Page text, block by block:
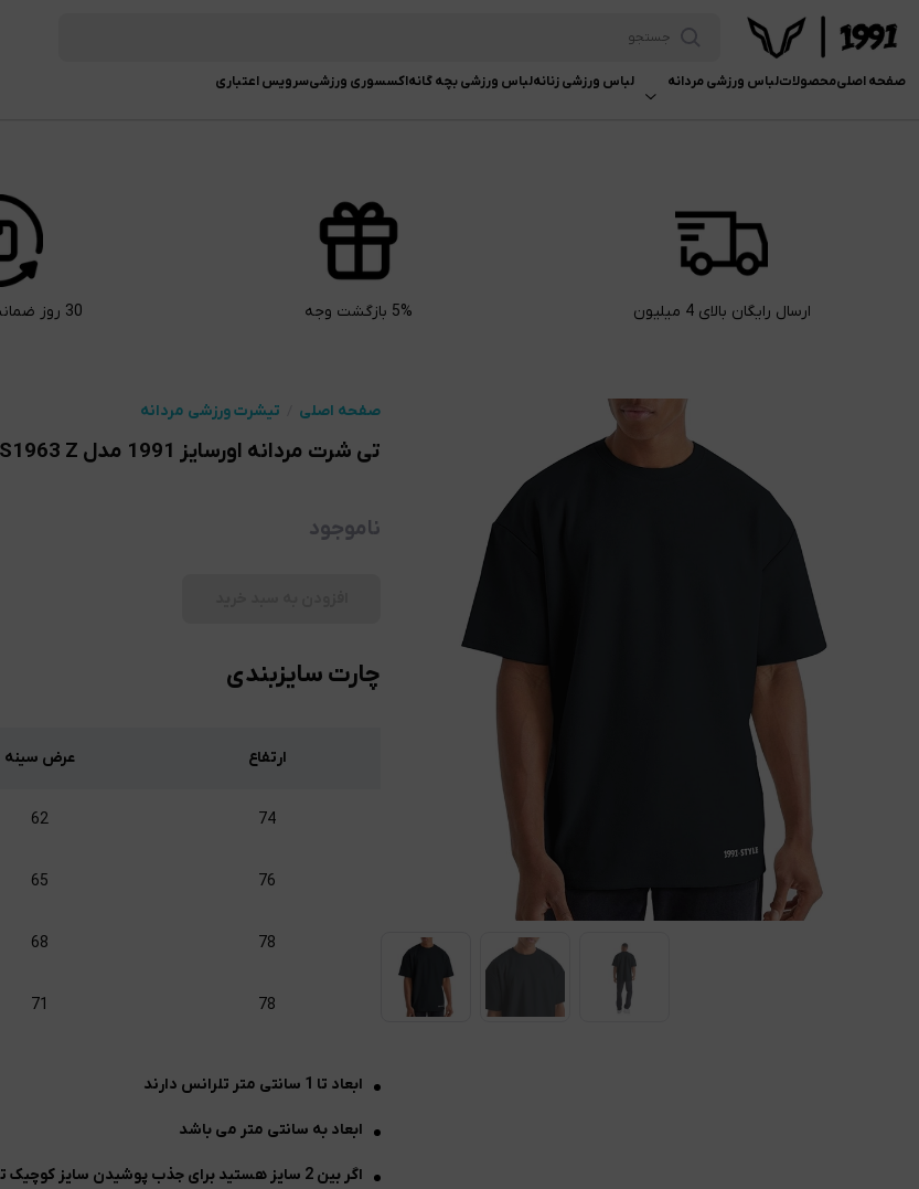
صفحه اصلیمحصولاتلباس ورزشی مردانه لباس ورزشی زنانهلباس ورزشی بچه گانهاکسسوری ورزشیسرویس اعتباری
ارسال رایگان بالای 4 میلیون 5% بازگشت وجه 30 روز ضمانت بازگشت کالا
صفحه اصلی تیشرت ورزشی مردانه
تی شرت مردانه اورسایز 1991 مدل TS1963 Z
ناموجود
چارت سایزبندی
ارتفاع عرض سینه
74
62
76
65
78
68
78
71
ابعاد تا 1 سانتی متر تلرانس دارند
ابعاد به سانتی متر می باشد
اگر بین 2 سایز هستید برای جذب پوشیدن سایز کوچیک تر و برای آزاد پوشیدن سایز برزگتر را انتخاب نمایید